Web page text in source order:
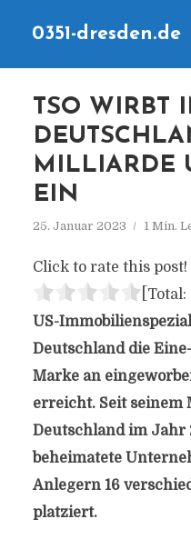
0351-dresden.de
TSO WIRBT
MILLIARDE
EIN
25. Januar 2023 1 Min.
Click to rate this post!
[Total:
US-
Deutschland die
Marke an
erreicht. Seit
Deutschland im Jahr
beheimatete
Anlegern 16
platziert.